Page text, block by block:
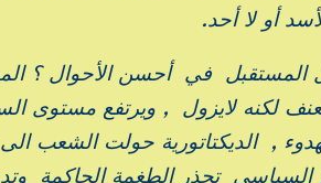
أو لا أحد.
في أحسن الأحوال ؟
لكنه لايزول , ويرتفع مستوى
, الديكتاتورية حولت
تحذر الطغمة الحاكمة